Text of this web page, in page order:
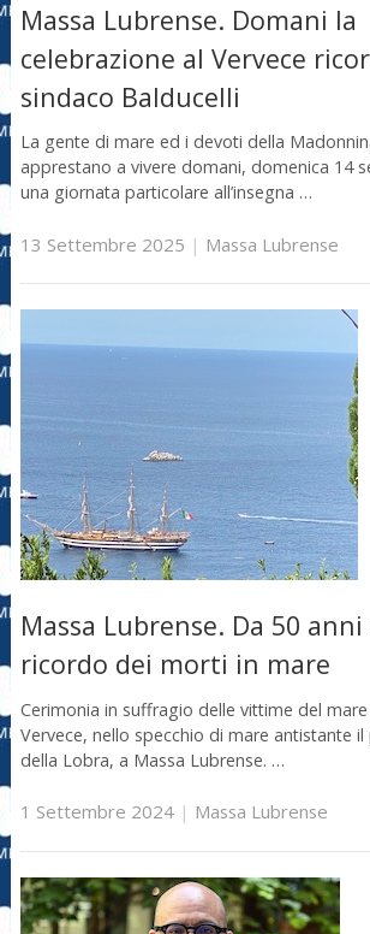
Massa Lubrense. Domani la
celebrazione al Vervece
sindaco Balducelli
La gente di mare ed i devoti della
apprestano a vivere domani, domenica 14
una giornata particolare all’insegna …
13 Settembre 2025 | Massa Lubrense
Massa Lubrense. Da 50
ricordo dei morti in mare
Cerimonia in suffragio delle vittime del
Vervece, nello specchio di mare antistante
della Lobra, a Massa Lubrense. …
1 Settembre 2024| Massa Lubrense